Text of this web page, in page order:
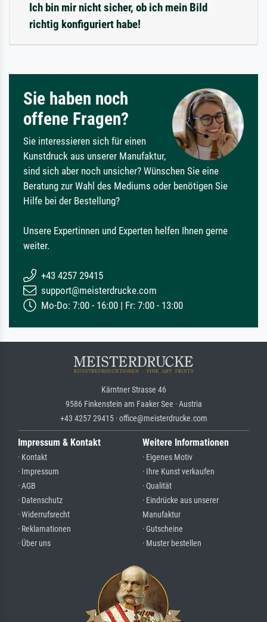
Ich bin mir nicht sicher, ob ich mein Bild
richtig konfiguriert habe!
Sie haben noch
offene Fragen?
Sie interessieren sich für einen
Kunstdruck aus unserer Manufaktur,
sind sich aber noch unsicher? Wünschen Sie eine
Beratung zur Wahl des Mediums oder benötigen Sie
Hilfe bei der Bestellung?
Unsere Expertinnen und Experten helfen Ihnen gerne
weiter.
+43 4257 29415
support@meisterdrucke.com
Mo-Do: 7:00 - 16:00 | Fr: 7:00 - 13:00
Kärntner Strasse 46
9586 Finkenstein am Faaker See · Austria
+43 4257 29415 · office@meisterdrucke.com
Impressum & Kontakt
· Kontakt
· Impressum
· AGB
· Datenschutz
· Widerrufsrecht
· Reklamationen
· Über uns
Weitere Informationen
· Eigenes Motiv
· Ihre Kunst verkaufen
· Qualität
· Eindrücke aus unserer
Manufaktur
· Gutscheine
· Muster bestellen